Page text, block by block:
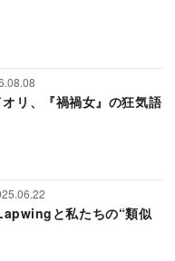
リ、『禍禍女』の狂気語
と私たちの“類似